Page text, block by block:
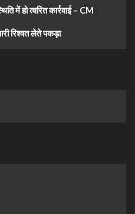
में हो त्वरित कार्रवाई – CM
रिश्वत लेते पकड़ा